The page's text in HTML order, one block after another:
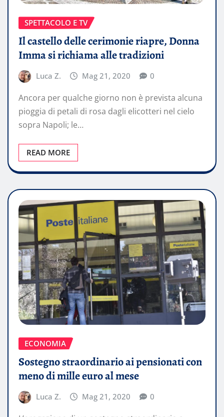
SPETTACOLO E TV
Il castello delle cerimonie riapre, Donna
Imma si richiama alle tradizioni
Luca Z. Mag 21, 2020 0
Ancora per qualche giorno non è prevista alcuna
pioggia di petali di rosa dagli elicotteri nel cielo
sopra Napoli; le…
READ MORE
ECONOMIA
Sostegno straordinario ai pensionati con
meno di mille euro al mese
Luca Z. Mag 21, 2020 0